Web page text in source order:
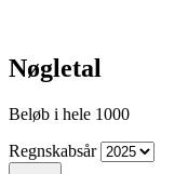
Nøgletal
Beløb i hele 1000
Regnskabsår